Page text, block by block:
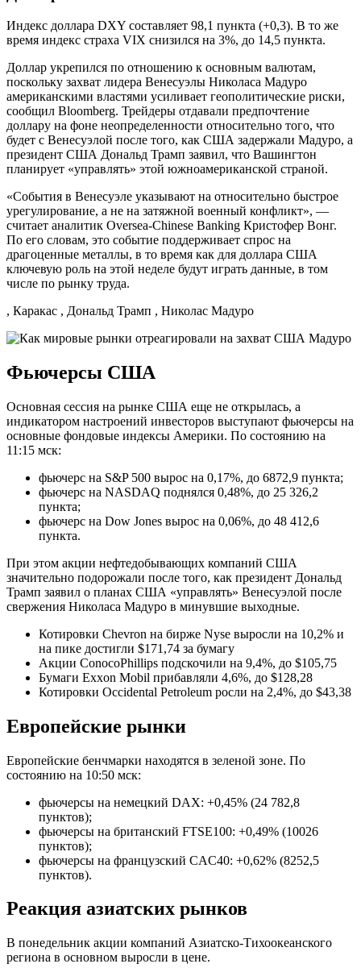
Индекс доллара DXY составляет 98,1 пункта (+0,3). В то же
время индекс страха VIX снизился на 3%, до 14,5 пункта.
Доллар укрепился по отношению к основным валютам,
поскольку захват лидера Венесуэлы Николаса Мадуро
американскими властями усиливает геополитические риски,
сообщил Bloomberg. Трейдеры отдавали предпочтение
доллару на фоне неопределенности относительно того, что
будет с Венесуэлой после того, как США задержали Мадуро, а
президент США Дональд Трамп заявил, что Вашингтон
планирует «управлять» этой южноамериканской страной.
«События в Венесуэле указывают на относительно быстрое
урегулирование, а не на затяжной военный конфликт», —
считает аналитик Oversea-Chinese Banking Кристофер Вонг.
По его словам, это событие поддерживает спрос на
драгоценные металлы, в то время как для доллара США
ключевую роль на этой неделе будут играть данные, в том
числе по рынку труда.
, Каракас , Дональд Трамп , Николас Мадуро
Фьючерсы США
Основная сессия на рынке США еще не открылась, а
индикатором настроений инвесторов выступают фьючерсы на
основные фондовые индексы Америки. По состоянию на
11:15 мск:
фьючерс на S&P 500 вырос на 0,17%, до 6872,9 пункта;
фьючерс на NASDAQ поднялся 0,48%, до 25 326,2
пункта;
фьючерс на Dow Jones вырос на 0,06%, до 48 412,6
пункта.
При этом акции нефтедобывающих компаний США
значительно подорожали после того, как президент Дональд
Трамп заявил о планах США «управлять» Венесуэлой после
свержения Николаса Мадуро в минувшие выходные.
Котировки Chevron на бирже Nyse выросли на 10,2% и
на пике достигли $171,74 за бумагу
Акции ConocoPhillips подскочили на 9,4%, до $105,75
Бумаги Exxon Mobil прибавляли 4,6%, до $128,28
Котировки Occidental Petroleum росли на 2,4%, до $43,38
Европейские рынки
Европейские бенчмарки находятся в зеленой зоне. По
состоянию на 10:50 мск:
фьючерсы на немецкий DAX: +0,45% (24 782,8
пунктов);
фьючерсы на британский FTSE100: +0,49% (10026
пунктов);
фьючерсы на французский CAC40: +0,62% (8252,5
пунктов).
Реакция азиатских рынков
В понедельник акции компаний Азиатско-Тихоокеанского
региона в основном выросли в цене.